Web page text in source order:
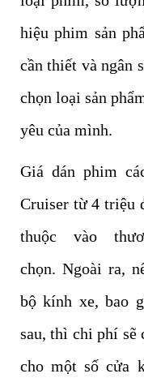
hiệu phim sản
cần thiết và ngân
chọn loại sản
yêu của mình.
Giá dán phim
Cruiser từ 4 triệu
thuộc vào
chọn. Ngoài ra,
bộ kính xe, bao
sau, thì chi phí sẽ
cho một số cửa